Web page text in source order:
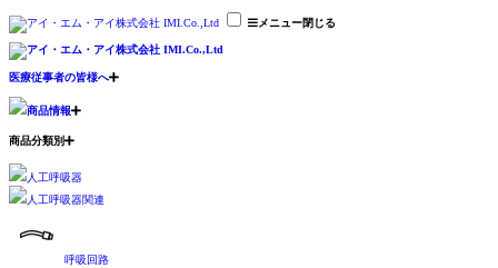
メニュー閉じる
医療従事者の皆様へ
商品情報
商品分類別
人工呼吸器
人工呼吸器関連
呼吸回路